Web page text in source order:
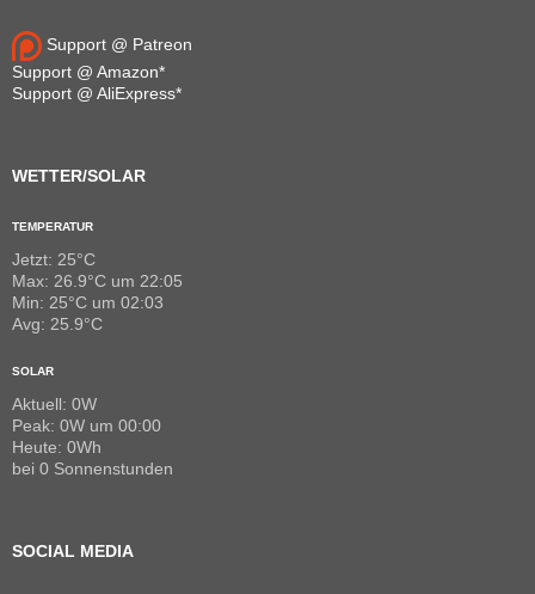
Support @ Patreon
Support @ Amazon*
Support @ AliExpress*
WETTER/SOLAR
TEMPERATUR
Jetzt: 25°C
Max: 26.9°C um 22:05
Min: 25°C um 02:03
Avg: 25.9°C
SOLAR
Aktuell: 0W
Peak: 0W um 00:00
Heute: 0Wh
bei 0 Sonnenstunden
SOCIAL MEDIA